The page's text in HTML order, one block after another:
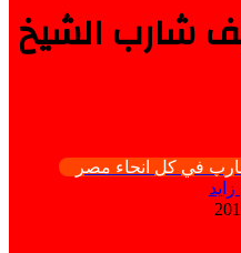
شارب الشيخ
في كل انحاء مصر